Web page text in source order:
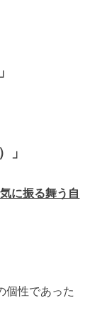
」
に振る舞う自
個性であった